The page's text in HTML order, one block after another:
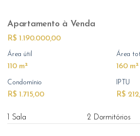
Apartamento à Venda
R$ 1.190.000,00
Área útil
110 m²
Área
160 m²
Condomínio
R$ 1.715,00
IPTU
R$
1 Sala 2 Dormitórios